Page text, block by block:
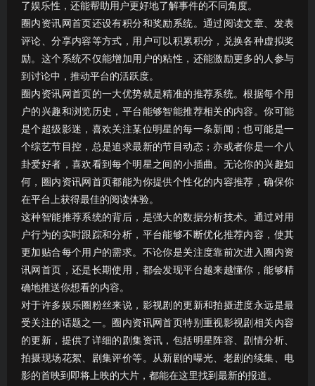
了娱乐性，还能帮助用户更好地了解事件的不同角度。
圈内资讯网首页还设有积分和奖励系统。通过阅读文章、发表
评论、分享内容等方式，用户可以积累积分，兑换各种虚拟奖
励。这个系统不仅能增加用户的粘性，还能激励更多的人参与
到讨论中，推动平台的活跃度。
圈内资讯网首页的一大优势就是精准的推荐系统。根据每个用
户的兴趣和浏览历史，平台能够智能推荐相关的内容。你可能
是个超级影迷，喜欢关注某位明星的每一条新闻；也可能是一
个综艺节目控，总是追求最新的节目动态；亦或者你是一个八
卦爱好者，喜欢看到每个明星之间的小插曲。无论你的兴趣如
何，圈内资讯网首页都能为你提供个性化的内容推荐，确保你
在平台上获得最佳的阅读体验。
这种智能推荐系统的背后，是强大的数据分析技术。通过对用
户行为的实时跟踪和分析，平台能够不断优化推荐内容，使其
更加贴合每个用户的需求。不论你是关注度靠前次进入圈内资
讯网首页，还是长期使用，都会发现平台越来越懂你，能够精
确地推送你想看的内容。
对于许多娱乐圈粉丝来说，影视剧的更新和拍摄进度永远是最
受关注的话题之一。圈内资讯网首页特别重视影视剧相关内容
的更新，提供了详细的剧集资讯，包括明星阵容、剧情分析、
拍摄现场花絮、剧集评价等。从新剧的曝光、老剧的续集、电
影的首映到即将上映的大片，都能在这里找到最新的报道。